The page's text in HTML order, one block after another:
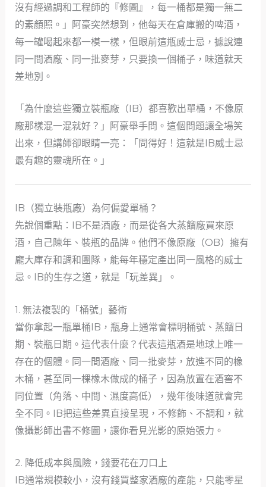
沒有經過調和工程師的『修圖』，每一桶都是獨一無二
的素顏照。」阿豪突然想到，他每天在倉庫搬的啤酒，
每一罐喝起來都一模一樣，但眼前這瓶威士忌，據說連
同一間酒廠、同一批麥芽，只要換一個桶子，味道就天
差地別。
「為什麼這些獨立裝瓶廠（IB）都喜歡出單桶，不像原
廠那樣混一混就好？」阿豪舉手問。這個問題讓全場笑
出來，但講師卻眼睛一亮：「問得好！這就是IB威士忌
最有趣的靈魂所在。」
IB（獨立裝瓶廠）為何偏愛單桶？
先說個重點：IB不是酒廠，而是從各大蒸餾廠買來原
酒，自己陳年、裝瓶的品牌。他們不像原廠（OB）擁有
龐大庫存和調和團隊，能每年穩定產出同一風格的威士
忌。IB的生存之道，就是「玩差異」。
1. 無法複製的「桶號」藝術
當你拿起一瓶單桶IB，瓶身上通常會標明桶號、蒸餾日
期、裝瓶日期。這代表什麼？代表這瓶酒是地球上唯一
存在的個體。同一間酒廠、同一批麥芽，放進不同的橡
木桶，甚至同一棵橡木做成的桶子，因為放置在酒窖不
同位置（角落、中間、濕度高低），幾年後味道就會完
全不同。IB把這些差異直接呈現，不修飾、不調和，就
像攝影師出書不修圖，讓你看見光影的原始張力。
2. 降低成本與風險，錢要花在刀口上
IB通常規模較小，沒有錢買整家酒廠的產能，只能零星